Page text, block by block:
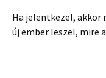
Ha jelentkezel, akkor
új ember leszel, mire